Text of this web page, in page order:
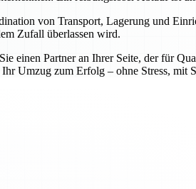
von Transport, Lagerung und
Zufall überlassen wird.
einen Partner an Ihrer Seite, der für
Umzug zum Erfolg – ohne Stress, mit